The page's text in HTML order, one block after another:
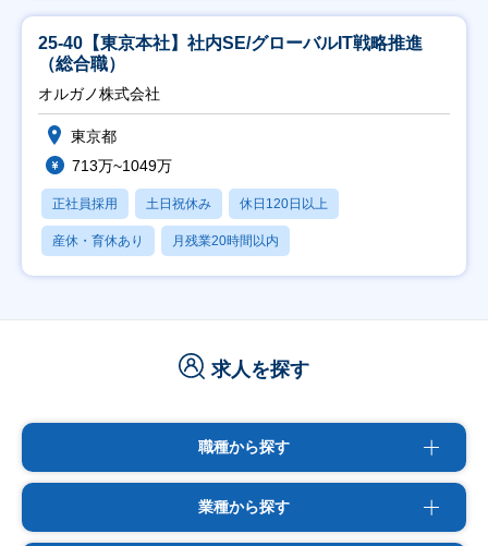
25-40【東京本社】社内SE/グローバルIT戦略推進
（総合職）
オルガノ株式会社
東京都
713万~1049万
正社員採用 土日祝休み 休日120日以上
産休・育休あり 月残業20時間以内
求人を探す
職種から探す
業種から探す